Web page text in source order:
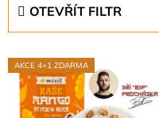
p
OTEVŘÍT FILTR
V
ý
AKCE 4+1 ZDARMA